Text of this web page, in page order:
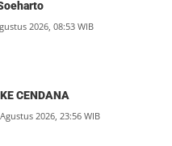
2026, 08:53 WIB
CENDANA
2026, 23:56 WIB